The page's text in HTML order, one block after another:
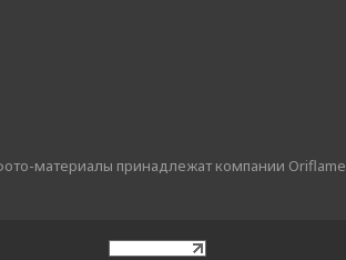
материалы принадлежат компании Oriflame